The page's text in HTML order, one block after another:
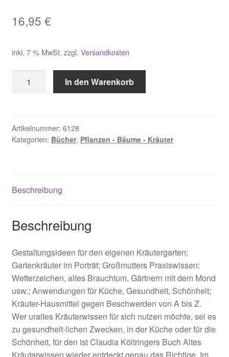
16,95 €
inkl. 7 % MwSt. zzgl. Versandkosten
Claudia
Kräuterwissen
wieder
In den Warenkorb
Artikelnummer: 6128
Kategorien: Bücher, Pflanzen - Bäume - Kräuter
Beschreibung
Beschreibung
Gestaltungsideen für den eigenen Kräutergarten;
Gartenkräuter im Porträt; Großmutters Praxiswissen:
Wetterzeichen, altes Brauchtum, Gärtnern mit dem Mond
usw.; Anwendungen für Küche, Gesundheit, Schönheit;
Kräuter-Hausmittel gegen Beschwerden von A bis Z.
Wer uraltes Kräuterwissen für sich nutzen möchte, sei es
zu gesundheit-lichen Zwecken, in der Küche oder für die
Schönheit, für den ist Claudia Költringers Buch Altes
Kräuterwissen wieder entdeckt genau das Richtige. Im